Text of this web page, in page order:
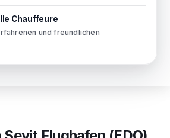
Chauffeure
und freundlichen